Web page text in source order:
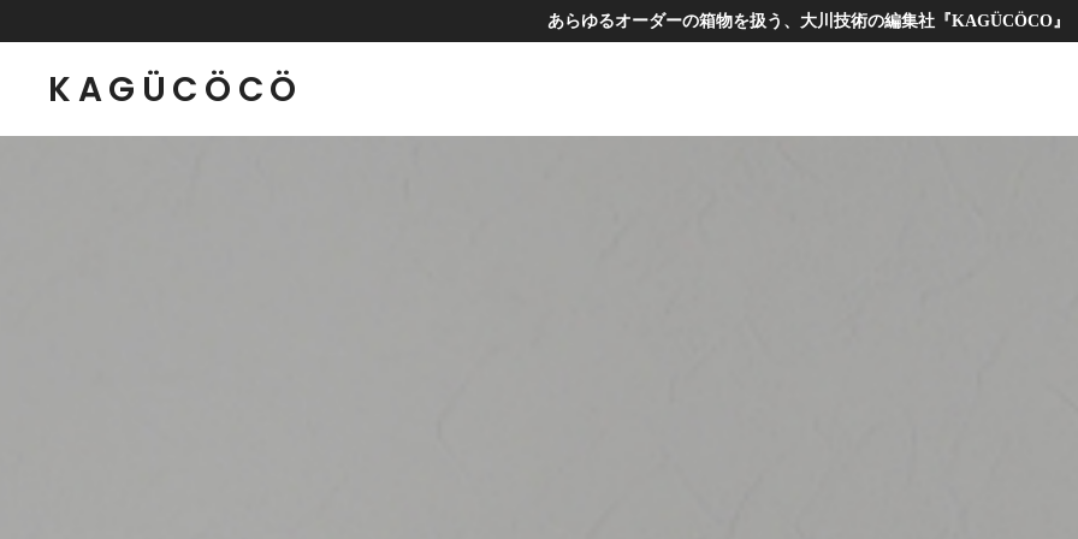
あらゆるオーダーの箱物を扱う、大川技術の編集社『KAGÜCÖCO』
KAGÜCÖCÖ